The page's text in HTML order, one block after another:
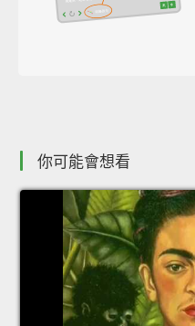
你可能會想看